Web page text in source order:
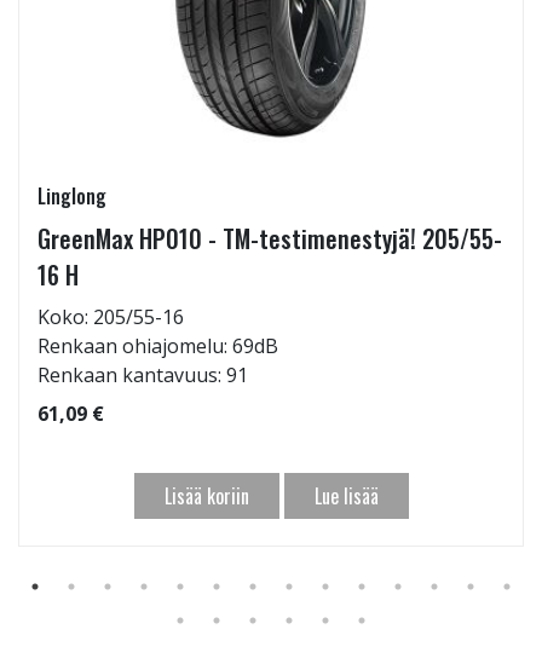
Linglong
GreenMax HP010 - TM-testimenestyjä! 205/55-
16 H
Koko: 205/55-16
Renkaan ohiajomelu: 69dB
Renkaan kantavuus: 91
61,09 €
Lisää koriin Lue lisää